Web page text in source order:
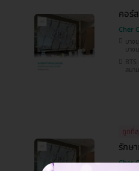
คอร์
Cher
บางขุนเทียน , พระโขนง , ลาดพร้าว , จตุ
BTS ปุณณวิถี , BTS รัชโยธิน , MRT
ถูกที่
รักษ
Cher